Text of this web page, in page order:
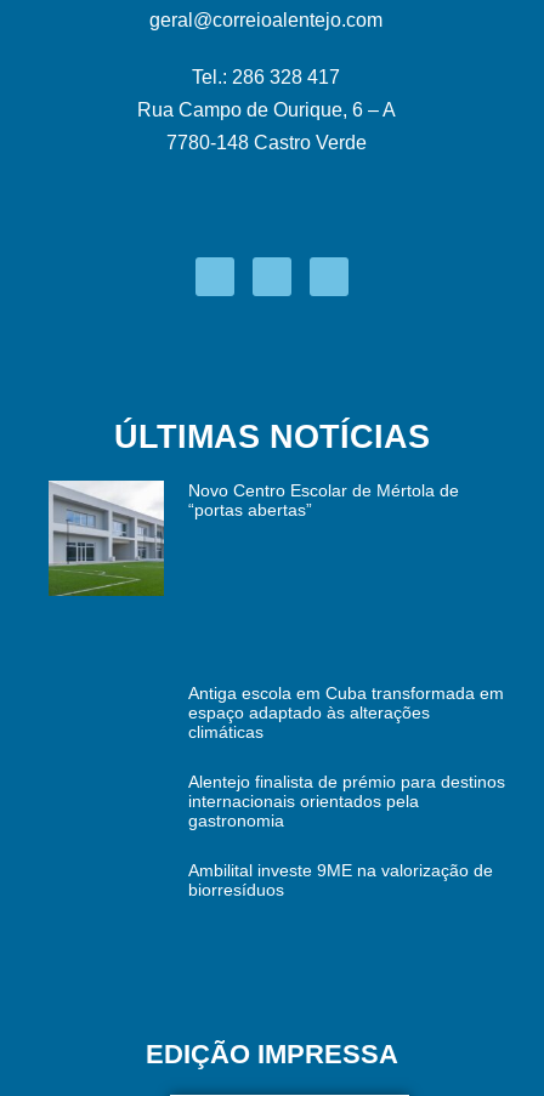
geral@correioalentejo.com
Tel.: 286 328 417
Rua Campo de Ourique, 6 – A
7780-148 Castro Verde
ÚLTIMAS NOTÍCIAS
Novo Centro Escolar de Mértola de
“portas abertas”
Antiga escola em Cuba transformada em
espaço adaptado às alterações
climáticas
Alentejo finalista de prémio para destinos
internacionais orientados pela
gastronomia
Ambilital investe 9ME na valorização de
biorresíduos
EDIÇÃO IMPRESSA